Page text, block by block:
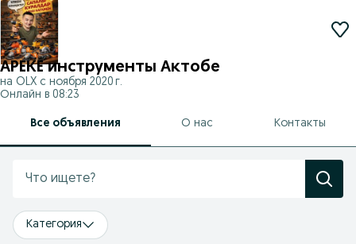
АРЕКЕ инструменты Актобе
на OLX с ноября 2020 г.
Онлайн в 08:23
Все объявления О нас Контакты
Категория